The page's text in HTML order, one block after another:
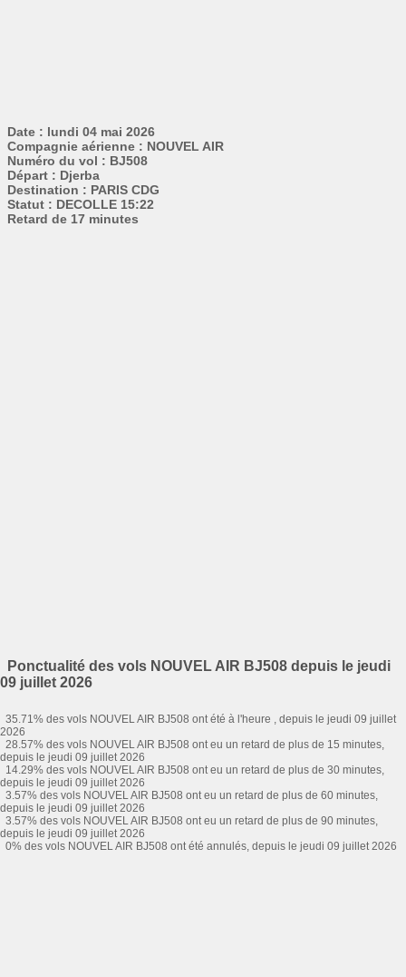
Date : lundi 04 mai 2026
Compagnie aérienne : NOUVEL AIR
Numéro du vol : BJ508
Départ : Djerba
Destination : PARIS CDG
Statut : DECOLLE 15:22
Retard de 17 minutes
Ponctualité des vols NOUVEL AIR BJ508 depuis le jeudi
09 juillet 2026
35.71% des vols NOUVEL AIR BJ508 ont été à l'heure , depuis le jeudi 09 juillet
2026
28.57% des vols NOUVEL AIR BJ508 ont eu un retard de plus de 15 minutes,
depuis le jeudi 09 juillet 2026
14.29% des vols NOUVEL AIR BJ508 ont eu un retard de plus de 30 minutes,
depuis le jeudi 09 juillet 2026
3.57% des vols NOUVEL AIR BJ508 ont eu un retard de plus de 60 minutes,
depuis le jeudi 09 juillet 2026
3.57% des vols NOUVEL AIR BJ508 ont eu un retard de plus de 90 minutes,
depuis le jeudi 09 juillet 2026
0% des vols NOUVEL AIR BJ508 ont été annulés, depuis le jeudi 09 juillet 2026